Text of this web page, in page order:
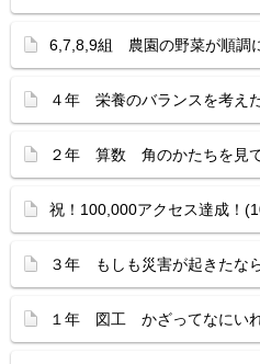
6,7,8,9組 農園の野菜が順調
４年 栄養のバランスを考え
２年 算数 角のかたちを見
祝！100,000アクセス達成！
３年 もしも災害が起きたな
１年 図工 かざってなにい